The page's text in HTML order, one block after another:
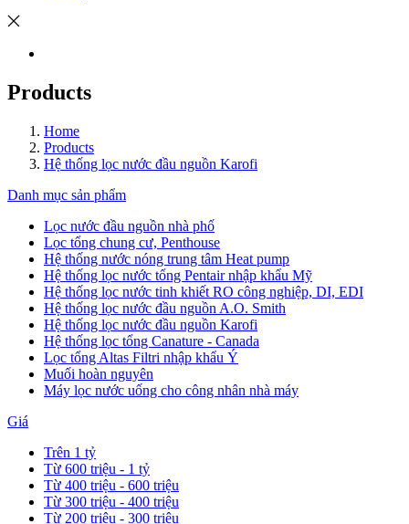
Products
Home
Products
Hệ thống lọc nước đầu nguồn Karofi
Danh mục sản phẩm
Lọc nước đầu nguồn nhà phố
Lọc tổng chung cư, Penthouse
Hệ thống nước nóng trung tâm Heat pump
Hệ thống lọc nước tổng Pentair nhập khẩu Mỹ
Hệ thống lọc nước tinh khiết RO công nghiệp, DI, EDI
Hệ thống lọc nước đầu nguồn A.O. Smith
Hệ thống lọc nước đầu nguồn Karofi
Hệ thống lọc tổng Canature - Canada
Lọc tổng Altas Filtri nhập khẩu Ý
Muối hoàn nguyên
Máy lọc nước uống cho công nhân nhà máy
Giá
Trên 1 tỷ
Từ 600 triệu - 1 tỷ
Từ 400 triệu - 600 triệu
Từ 300 triệu - 400 triệu
Từ 200 triệu - 300 triệu